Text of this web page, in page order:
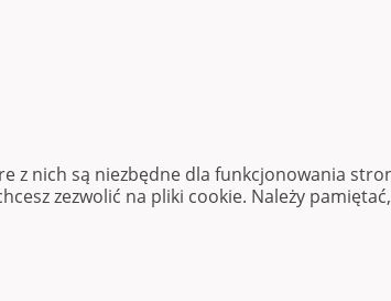
z nich są niezbędne dla funkcjonowania
zezwolić na pliki cookie. Należy